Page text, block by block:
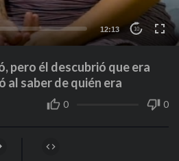
12:13 10
pero él descubrió que era
al saber de quién era
0 0